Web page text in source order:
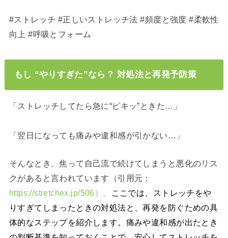
#ストレッチ #正しいストレッチ法 #頻度と強度 #柔軟性
向上 #呼吸とフォーム
もし “やりすぎた”なら？ 対処法と再発予防策
「ストレッチしてたら急に“ピキッ”ときた…」
「翌日になっても痛みや違和感が引かない…」
そんなとき、焦って自己流で続けてしまうと悪化のリス
クがあると言われています（引用元：
https://stretchex.jp/506）。
ここでは、ストレッチをや
りすぎてしまったときの対処法と、再発を防ぐための具
体的なステップを紹介します。痛みや違和感が出たとき